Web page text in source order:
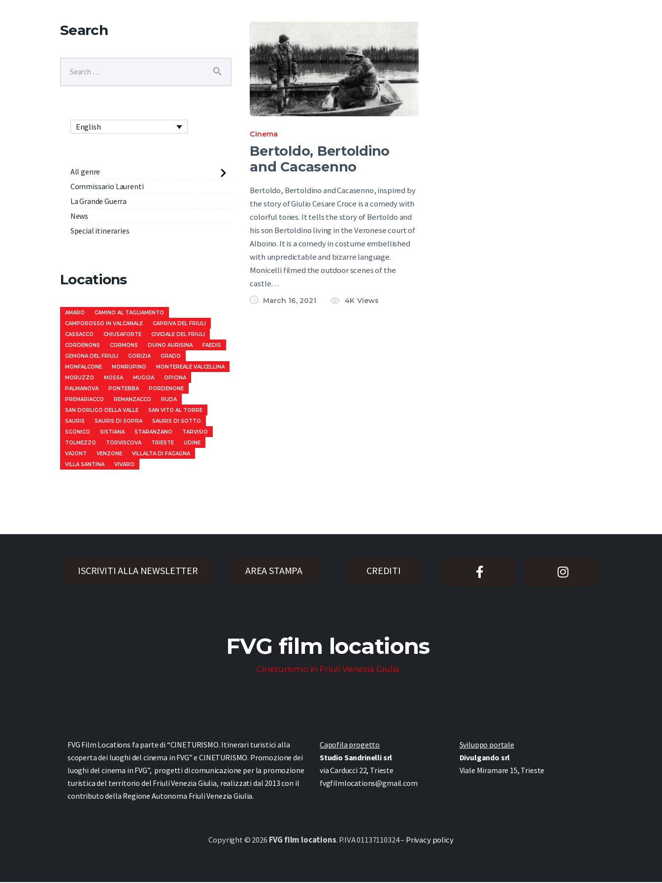
English
Cinema
Bertoldo, Bertoldino
and Cacasenno
Bertoldo, Bertoldino and Cacasenno, inspired by
the story of Giulio Cesare Croce is a comedy with
colorful tones. It tells the story of Bertoldo and
his son Bertoldino living in the Veronese court of
Alboino. It is a comedy in costume embellished
with unpredictable and bizarre language.
Monicelli filmed the outdoor scenes of the
castle…
March 16, 2021 4K Views
Search
English
All genre
Commissario Laurenti
La Grande Guerra
News
Special itineraries
Locations
AMARO
CAMINO AL TAGLIAMENTO
CAMPOROSSO IN VALCANALE
CAPRIVA DEL FRIULI
CASSACCO
CHIUSAFORTE
CIVIDALE DEL FRIULI
CORDENONS
CORMONS DUINO AURISINA
FAEDIS
GEMONA DEL FRIULI
GORIZIA
GRADO
MONFALCONE
MONRUPINO
MONTEREALE VALCELLINA
MORUZZO
MOSSA MUGGIA
OPICINA
PALMANOVA
PONTEBBA
PORDENONE
PREMARIACCO
REMANZACCO
RUDA
SAN DORLIGO DELLA VALLE
SAN VITO AL TORRE
SAURIS
SAURIS DI SOPRA
SAURIS DI SOTTO
SGONICO
SISTIANA STARANZANO
TARVISIO
TOLMEZZO
TORVISCOVA TRIESTE
UDINE
VAJONT
VENZONE
VILLALTA DI FAGAGNA
VILLA SANTINA
VIVARO
ISCRIVITI ALLA NEWSLETTER AREA STAMPA CREDITI
FVG film locations
Cineturismo in Friuli Venezia Giulia
FVG Film Locations fa parte di “CINETURISMO. Itinerari turistici alla
scoperta dei luoghi del cinema in FVG” eCINETURISMO. Promozione dei
luoghi del cinema in FVG”, progetti di comunicazione per la promozione
turistica del territorio del Friuli Venezia Giulia, realizzati dal 2013 con il
contributo della Regione Autonoma Friuli Venezia Giulia.
Capofila progetto
Studio Sandrinelli srl
via Carducci 22, Trieste
fvgfilmlocations@gmail.com
Sviluppo portale
Divulgando srl
Viale Miramare 15, Trieste
Copyright © 2026 FVG film locations. P.IVA 01137110324 –Privacy policy